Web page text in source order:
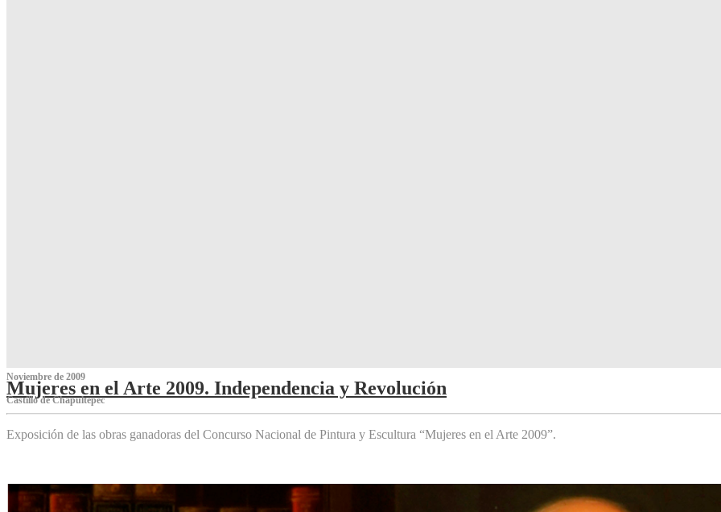
Noviembre de 2009
Mujeres en el Arte 2009. Independencia y Revolución
Castillo de Chapultepec
Exposición de las obras ganadoras del Concurso Nacional de Pintura y Escultura “Mujeres en el Arte 2009”.